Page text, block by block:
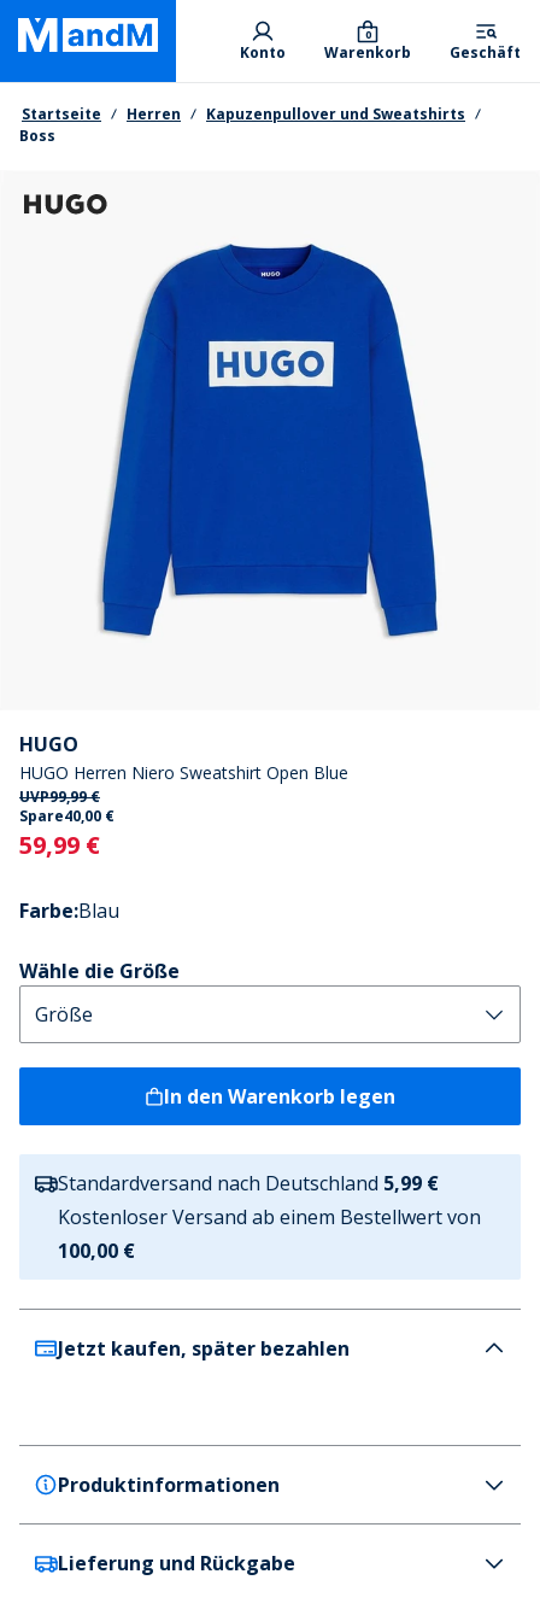
Skip
main
content
Primary departments
Konto Warenkorb
0
Geschäft
Brotkrumen
Startseite Herren
Kapuzenpullover und Sweatshirts
Boss
HUGO
HUGO Herren Niero Sweatshirt Open Blue
UVP99,99 €
Spare40,00 €
Current
59,99 €
Farbe:Blau
Wähle die Größe
In den Warenkorb legen
Standardversand nach Deutschland 5,99 €
Kostenloser Versand ab einem Bestellwert von
100,00 €
Jetzt kaufen, später bezahlen
Produktinformationen
HUGO
Lieferung und Rückgabe